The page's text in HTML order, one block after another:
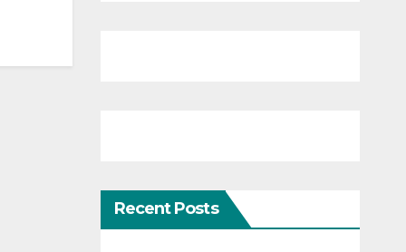
Recent Posts